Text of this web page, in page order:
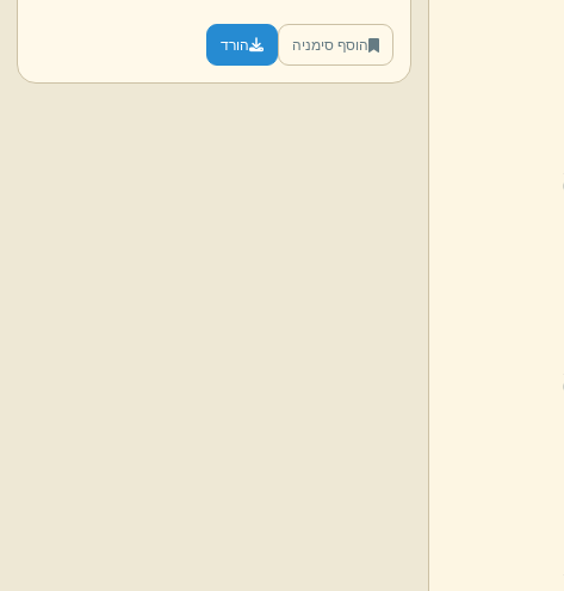
הוסף סימניה הורד